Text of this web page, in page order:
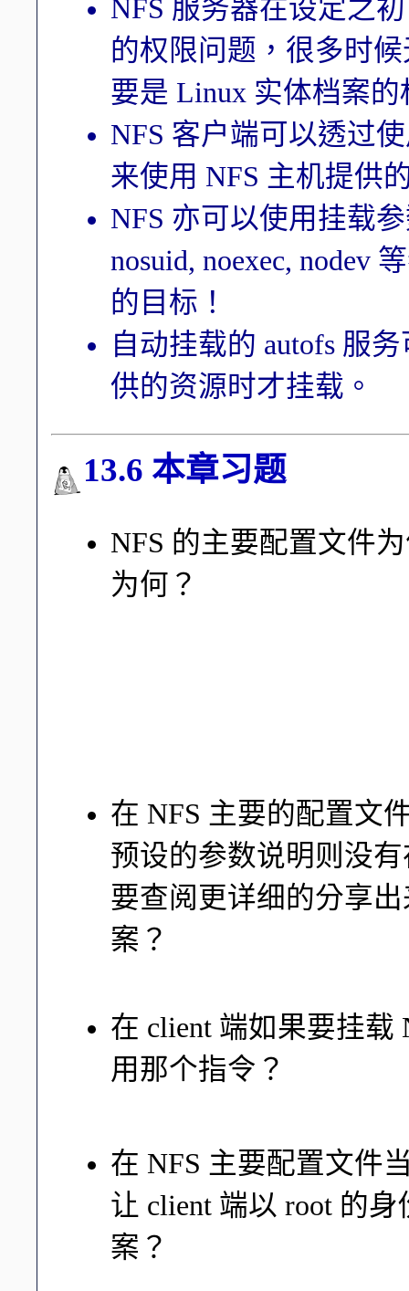
NFS 服务器在设定之
的权限问题，很多时
要是 Linux 实体档案
NFS 客户端可以透过使
来使用 NFS 主机提供
NFS 亦可以使用挂载
nosuid, noexec, nodev
的目标！
自动挂载的 autofs 服
供的资源时才挂载。
13.6 本章习题
NFS 的主要配置文件
为何？
在 NFS 主要的配置文
预设的参数说明则没
要查阅更详细的分享
案？
在 client 端如果要挂载
用那个指令？
在 NFS 主要配置文件
让 client 端以 root 的
案？